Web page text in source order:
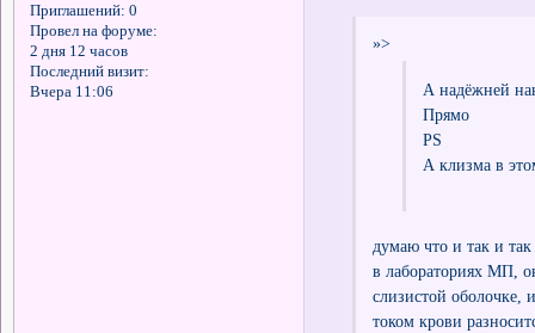
Приглашений: 0
Провел на форуме:
2 дня 12 часов
Последний визит:
Вчера 11:06
»>
А надёжней
Прямо
PS
А клизма в
думаю что и так и
в лабораториях МП,
слизистой оболочке,
током крови